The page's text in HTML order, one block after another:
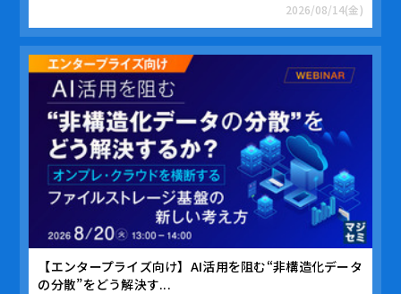
2026/08/14(金)
【エンタープライズ向け】AI活用を阻む“非構造化データ
の分散”をどう解決す...